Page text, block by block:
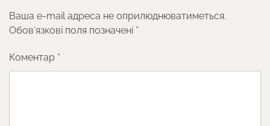
Ваша e-mail адреса не оприлюднюватиметься.
Обов’язкові поля позначені *
Коментар *